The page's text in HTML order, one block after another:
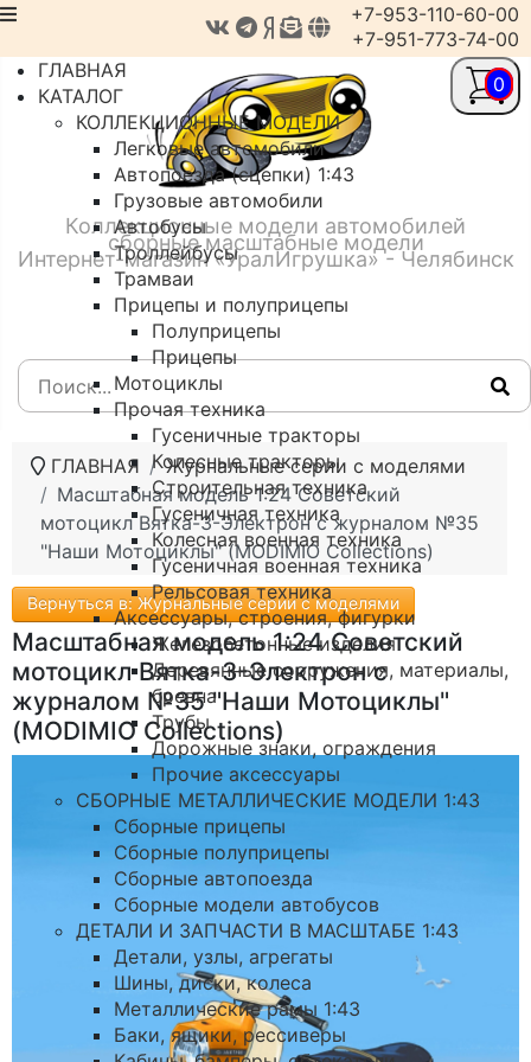
Коллекционные модели автомобилей
сборные масштабные модели
Интернет-магазин «УралИгрушка» - Челябинск
+7-953-110-60-00
+7-951-773-74-00
ГЛАВНАЯ
КАТАЛОГ
КОЛЛЕКЦИОННЫЕ МОДЕЛИ
Легковые автомобили
Автопоезда (сцепки) 1:43
Грузовые автомобили
Автобусы
Троллейбусы
Трамваи
Прицепы и полуприцепы
Полуприцепы
Прицепы
Мотоциклы
Прочая техника
Гусеничные тракторы
Колесные тракторы
Строительная техника
Гусеничная техника
Колесная военная техника
Гусеничная военная техника
Рельсовая техника
Аксессуары, строения, фигурки
Железобетонные изделия
Деревянные сооружения, материалы,
бревна
Трубы
Дорожные знаки, ограждения
Прочие аксессуары
СБОРНЫЕ МЕТАЛЛИЧЕСКИЕ МОДЕЛИ 1:43
Сборные прицепы
Сборные полуприцепы
Сборные автопоезда
Сборные модели автобусов
ДЕТАЛИ И ЗАПЧАСТИ В МАСШТАБЕ 1:43
Детали, узлы, агрегаты
Шины, диски, колеса
Металлические рамы 1:43
Баки, ящики, рессиверы
ГЛАВНАЯ
Журнальные серии с моделями
Масштабная модель 1:24 Советский
мотоцикл Вятка-3-Электрон с журналом №35
"Наши Мотоциклы" (MODIMIO Collections)
Вернуться в: Журнальные серии с моделями
Масштабная модель 1:24 Советский
мотоцикл Вятка-3-Электрон с
журналом №35 "Наши Мотоциклы"
(MODIMIO Collections)
0